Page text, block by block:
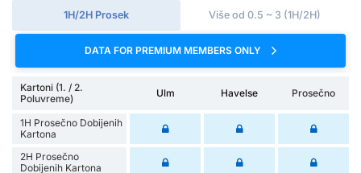
1H/2H Prosek Više od 0.5 ~ 3 (1H/2H)
DATA FOR PREMIUM MEMBERS ONLY
Kartoni (1. / 2.
Poluvreme)
Ulm Havelse Prosečno
1H Prosečno Dobijenih
Kartona
2H Prosečno
Dobijenih Kartona